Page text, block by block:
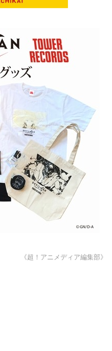
《超！アニメディア編集部》